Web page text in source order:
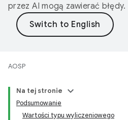
przez AI mogą zawierać błędy.
AOSP
Na tej stronie
Podsumowanie
Wartości typu wyliczeniowego